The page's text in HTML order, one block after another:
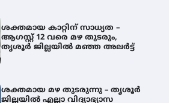
ശക്തമായ കാറ്റിന് സാധ്യത –
ആഗസ്റ്റ് 12 വരെ മഴ തുടരും,
തൃശൂർ ജില്ലയിൽ മഞ്ഞ അലർട്ട്
ശക്തമായ മഴ തുടരുന്നു – തൃശൂർ
ജില്ലയിൽ എല്ലാ വിദ്യാഭ്യാസ